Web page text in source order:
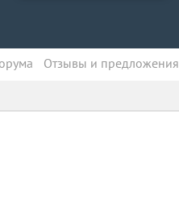
Oтзывы и предложения